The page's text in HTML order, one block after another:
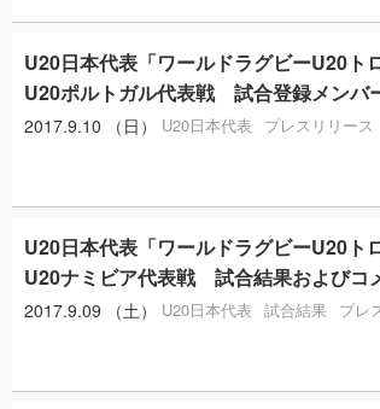
U20日本代表「ワールドラグビーU20ト
U20ポルトガル代表戦 試合登録メンバ
2017.9.10 （日） U20日本代表 プレスリリース
U20日本代表「ワールドラグビーU20ト
U20ナミビア代表戦 試合結果およびコ
2017.9.09 （土） U20日本代表 試合結果 プレ